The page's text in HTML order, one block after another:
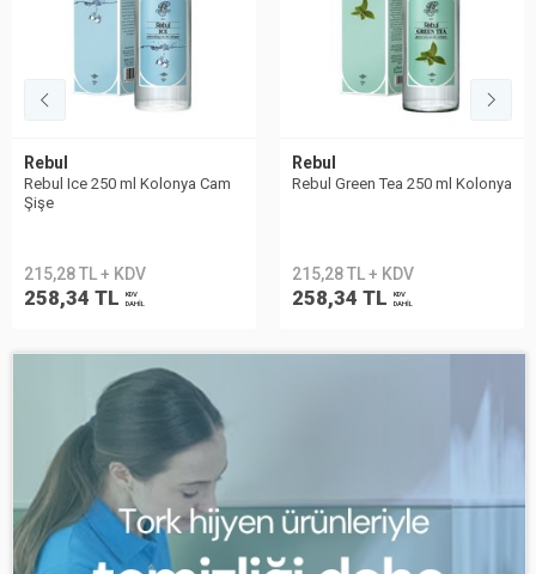
Rebul
Rebul Green Tea 250 ml Kolonya
215,28 TL + KDV
258,34 TL
KDV
DAHİL
Eyüp Sabri Tuncer
Eyüp Sabri Tuncer Limon
318,76 TL + KDV
382,51 TL
KDV
DAHİL